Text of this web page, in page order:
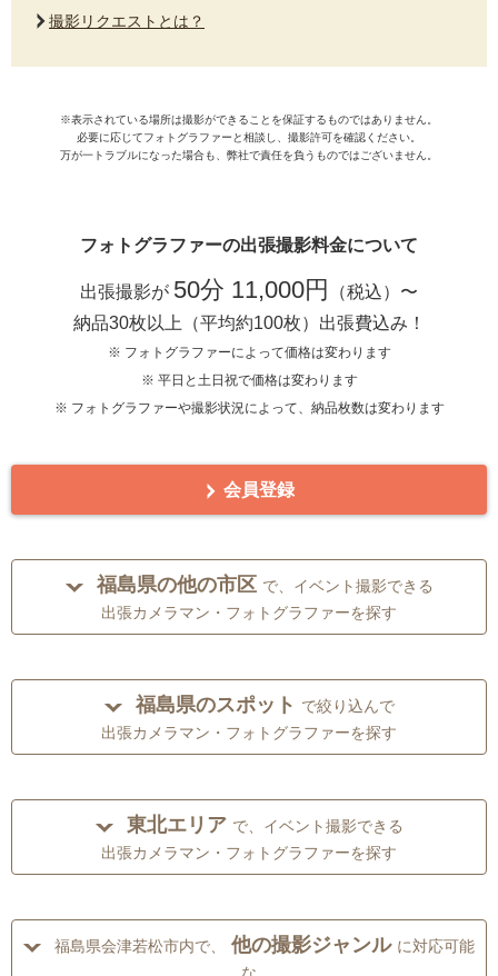
撮影リクエストとは？
※表示されている場所は撮影ができることを保証するものではありません。
必要に応じてフォトグラファーと相談し、撮影許可を確認ください。
万が一トラブルになった場合も、弊社で責任を負うものではございません。
フォトグラファーの出張撮影料金について
出張撮影が 50分 11,000円
（税込）〜
納品30枚以上（平均約100枚）出張費込み！
※ フォトグラファーによって価格は変わります
※ 平日と土日祝で価格は変わります
※ フォトグラファーや撮影状況によって、納品枚数は変わります
会員登録
福島県の他の市区 で、イベント撮影できる
出張カメラマン・フォトグラファーを探す
福島県のスポット で絞り込んで
出張カメラマン・フォトグラファーを探す
東北エリア で、イベント撮影できる
出張カメラマン・フォトグラファーを探す
福島県会津若松市内で、 他の撮影ジャンル に対応可能